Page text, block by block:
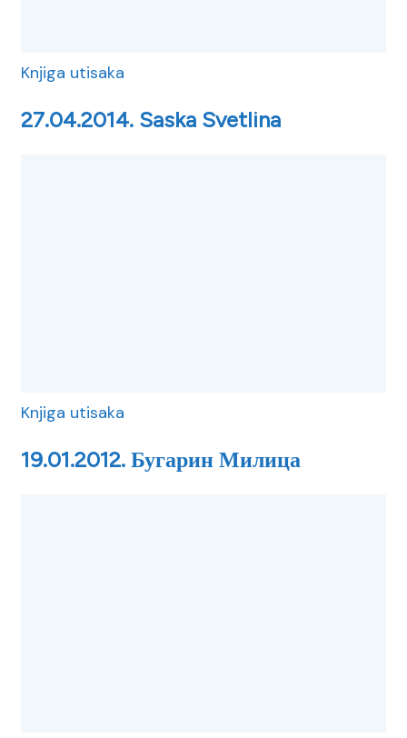
Knjiga utisaka
27.04.2014. Saska Svetlina
Knjiga utisaka
19.01.2012. Бугарин Милица